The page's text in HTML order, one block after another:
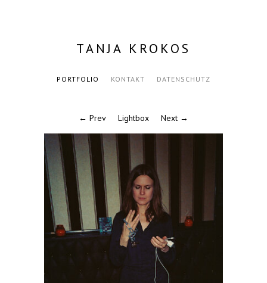
TANJA KROKOS
PORTFOLIO KONTAKT DATENSCHUTZ
← Prev Lightbox Next →